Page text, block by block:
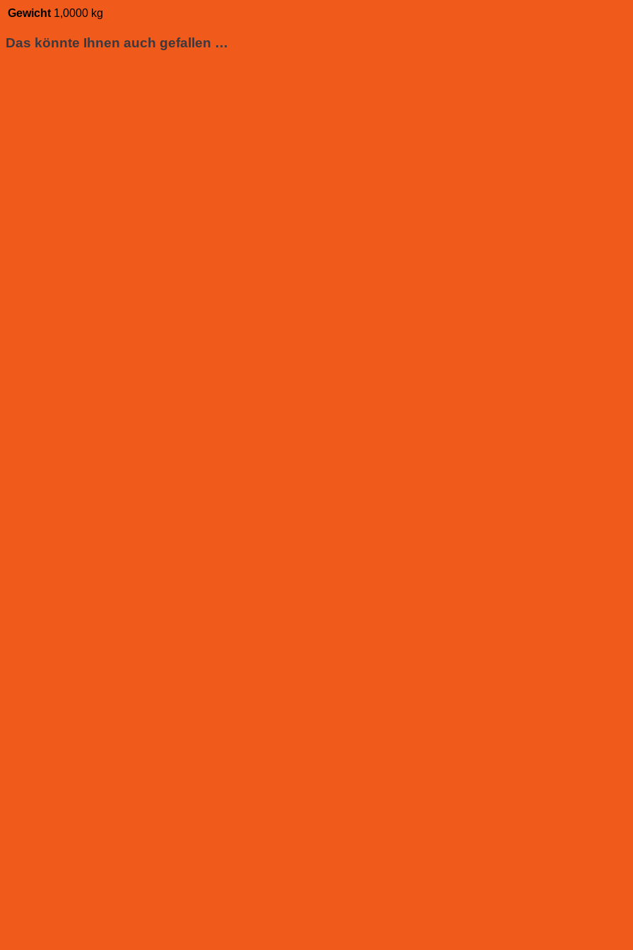
Gewicht 1,0000 kg
Das könnte Ihnen auch gefallen …